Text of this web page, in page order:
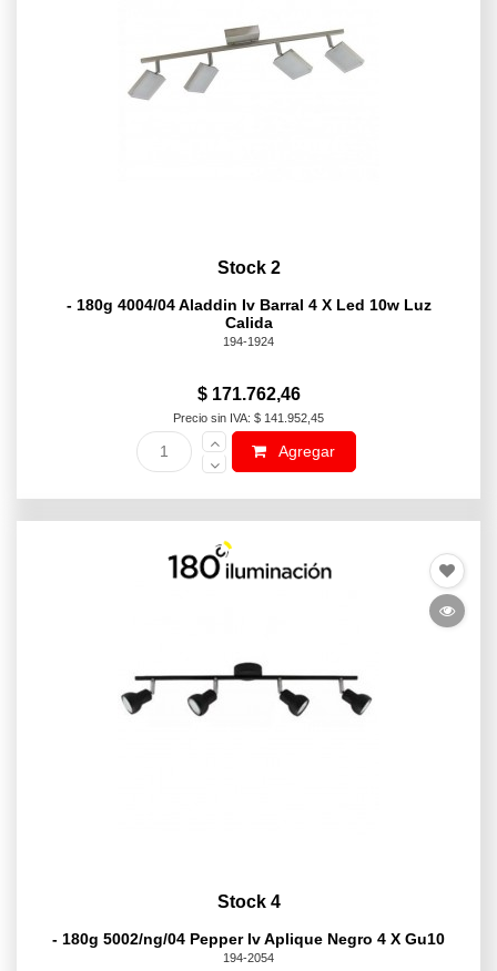
Stock 2
- 180g 4004/04 Aladdin Iv Barral 4 X Led 10w Luz
Calida
194-1924
$ 171.762,46
Precio sin IVA: $ 141.952,45
Agregar
Stock 4
- 180g 5002/ng/04 Pepper Iv Aplique Negro 4 X Gu10
194-2054